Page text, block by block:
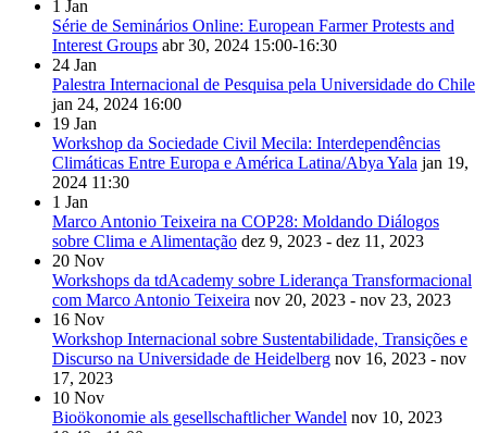
1 Jan
Série de Seminários Online: European Farmer Protests and
Interest Groups abr 30, 2024 15:00-16:30
24 Jan
Palestra Internacional de Pesquisa pela Universidade do Chile
jan 24, 2024 16:00
19 Jan
Workshop da Sociedade Civil Mecila: Interdependências
Climáticas Entre Europa e América Latina/Abya Yala jan 19,
2024 11:30
1 Jan
Marco Antonio Teixeira na COP28: Moldando Diálogos
sobre Clima e Alimentação dez 9, 2023 - dez 11, 2023
20 Nov
Workshops da tdAcademy sobre Liderança Transformacional
com Marco Antonio Teixeira nov 20, 2023 - nov 23, 2023
16 Nov
Workshop Internacional sobre Sustentabilidade, Transições e
Discurso na Universidade de Heidelberg nov 16, 2023 - nov
17, 2023
10 Nov
Bioökonomie als gesellschaftlicher Wandel nov 10, 2023